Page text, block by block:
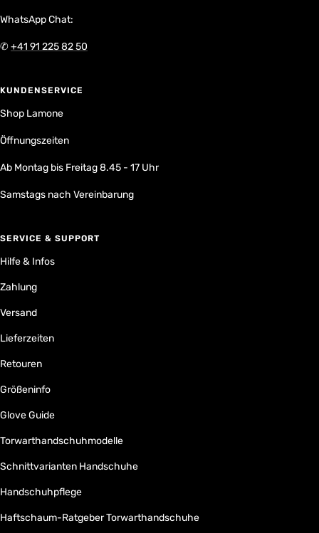
WhatsApp Chat:
✆+41 91 225 82 50
KUNDENSERVICE
Shop Lamone
Öffnungszeiten
Ab Montag bis Freitag 8.45 - 17 Uhr
Samstags nach Vereinbarung
SERVICE & SUPPORT
Hilfe & Infos
Zahlung
Versand
Lieferzeiten
Retouren
Größeninfo
Glove Guide
Torwarthandschuhmodelle
Schnittvarianten Handschuhe
Handschuhpflege
Haftschaum-Ratgeber Torwarthandschuhe